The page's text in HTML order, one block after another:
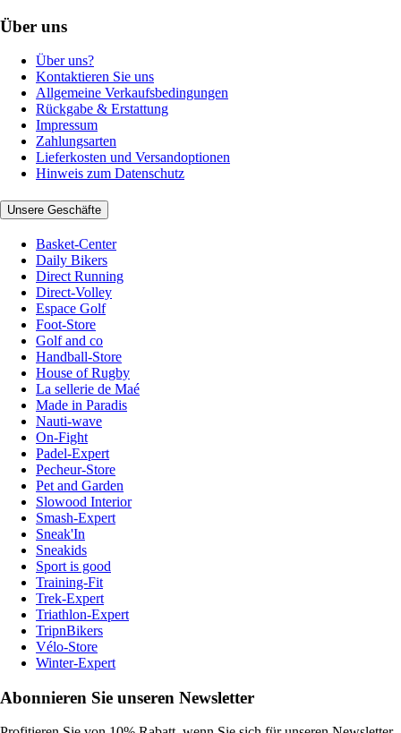
Über uns
Über uns?
Kontaktieren Sie uns
Allgemeine Verkaufsbedingungen
Rückgabe & Erstattung
Impressum
Zahlungsarten
Lieferkosten und Versandoptionen
Hinweis zum Datenschutz
Unsere Geschäfte
Basket-Center
Daily Bikers
Direct Running
Direct-Volley
Espace Golf
Foot-Store
Golf and co
Handball-Store
House of Rugby
La sellerie de Maé
Made in Paradis
Nauti-wave
On-Fight
Padel-Expert
Pecheur-Store
Pet and Garden
Slowood Interior
Smash-Expert
Sneak'In
Sneakids
Sport is good
Training-Fit
Trek-Expert
Triathlon-Expert
TripnBikers
Vélo-Store
Winter-Expert
Abonnieren Sie unseren Newsletter